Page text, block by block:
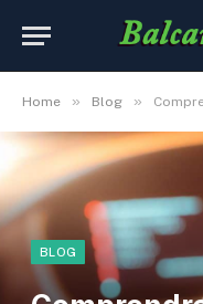
Home » Blog »
BLOG